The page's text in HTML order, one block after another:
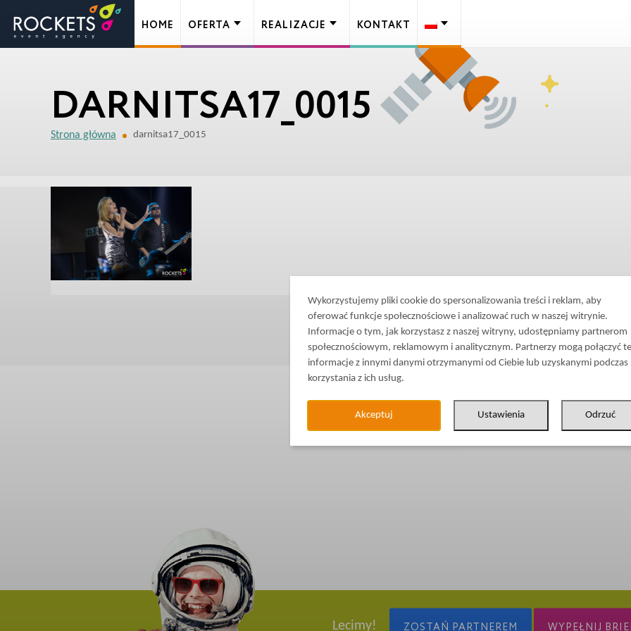
DARNITSA17_0015
Strona główna darnitsa17_0015
Lecimy! ZOSTAŃ PARTNEREM WYPEŁNIJ
HOME OFERTA REALIZACJE KONTAKT
Wykorzystujemy pliki cookie do spersonalizowania treści i reklam, aby
oferować funkcje społecznościowe i analizować ruch w naszej witrynie.
Informacje o tym, jak korzystasz z naszej witryny, udostępniamy partnerom
społecznościowym, reklamowym i analitycznym. Partnerzy mogą połączyć te
informacje z innymi danymi otrzymanymi od Ciebie lub uzyskanymi podczas
korzystania z ich usług.
Akceptuj Ustawienia Odrzuć